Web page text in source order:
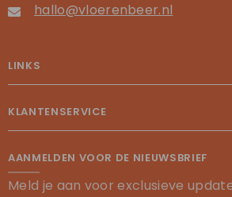
hallo@vloerenbeer.nl
LINKS
KLANTENSERVICE
AANMELDEN VOOR DE NIEUWSBRIEF
Meld je aan voor exclusieve